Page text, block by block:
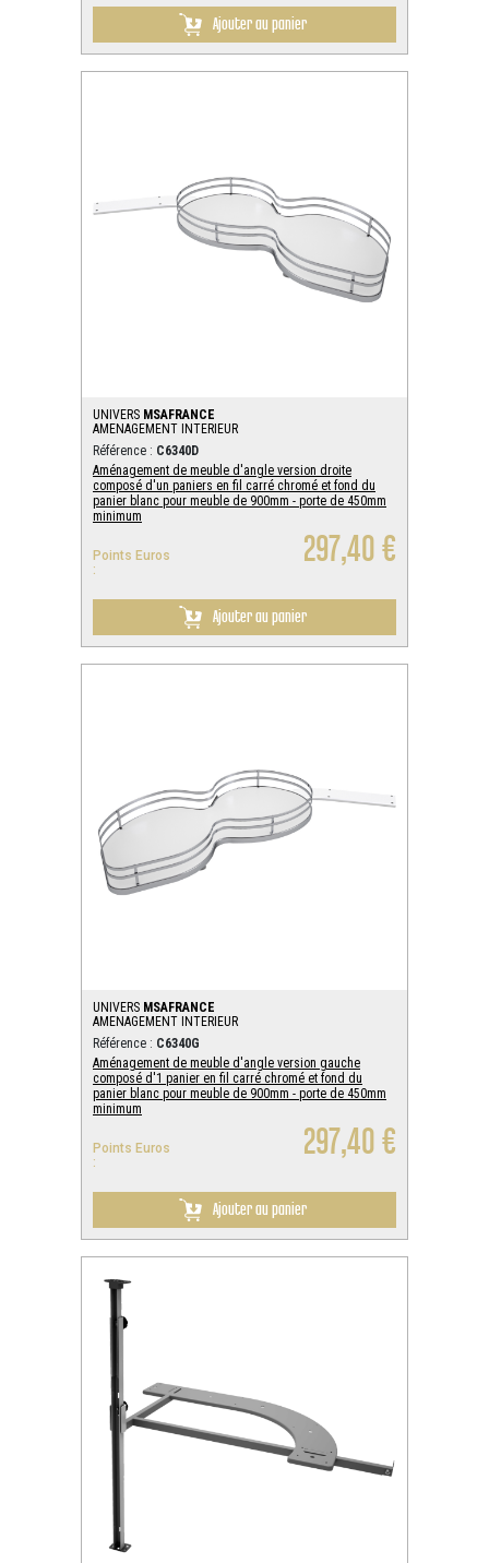
Ajouter au panier
UNIVERS MSAFRANCE
AMENAGEMENT INTERIEUR
Référence : C6340D
Aménagement de meuble d'angle version droite
composé d'un paniers en fil carré chromé et fond du
panier blanc pour meuble de 900mm - porte de 450mm
minimum
Points Euros
:
297,40 €
Ajouter au panier
UNIVERS MSAFRANCE
AMENAGEMENT INTERIEUR
Référence : C6340G
Aménagement de meuble d'angle version gauche
composé d'1 panier en fil carré chromé et fond du
panier blanc pour meuble de 900mm - porte de 450mm
minimum
Points Euros
:
297,40 €
Ajouter au panier